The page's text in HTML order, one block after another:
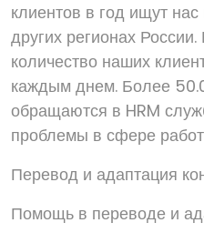
клиентов в год ищут
других регионах
количество наших
каждым днем. Более
обращаются в HRM
проблемы в сфере
Перевод и адаптация
Помощь в переводе и